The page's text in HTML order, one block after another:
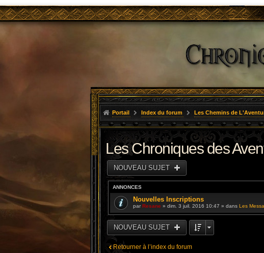
Portail Index du forum Les Chemins de
Les Chroniques des
NOUVEAU SUJET
ANNONCES
Nouvelles Inscriptions
parResane » dim. 3 juil. 2016 10:47 » dans Les
NOUVEAU SUJET
Retourner à l’index du forum